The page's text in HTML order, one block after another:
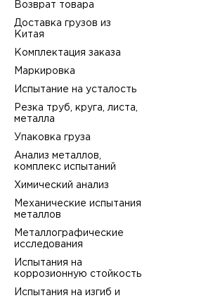
Возврат товара
Доставка грузов из
Китая
Комплектация заказа
Маркировка
Испытание на усталость
Резка труб, круга, листа,
металла
Упаковка груза
Анализ металлов,
комплекс испытаний
Химический анализ
Механические испытания
металлов
Металлографические
исследования
Испытания на
коррозионную стойкость
Испытания на изгиб и